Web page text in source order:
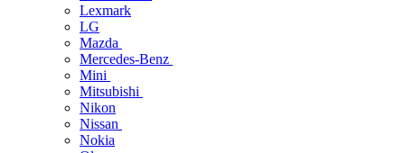
Lexmark
LG
Mazda
Mercedes-Benz
Mini
Mitsubishi
Nikon
Nissan
Nokia